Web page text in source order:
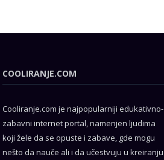
COOLIRANJE.COM
Cooliranje.com je najpopularniji edukativno-
zabavni internet portal, namenjen ljudima
koji žele da se opuste i zabave, gde mogu
nešto da nauče ali i da učestvuju u kreiranju